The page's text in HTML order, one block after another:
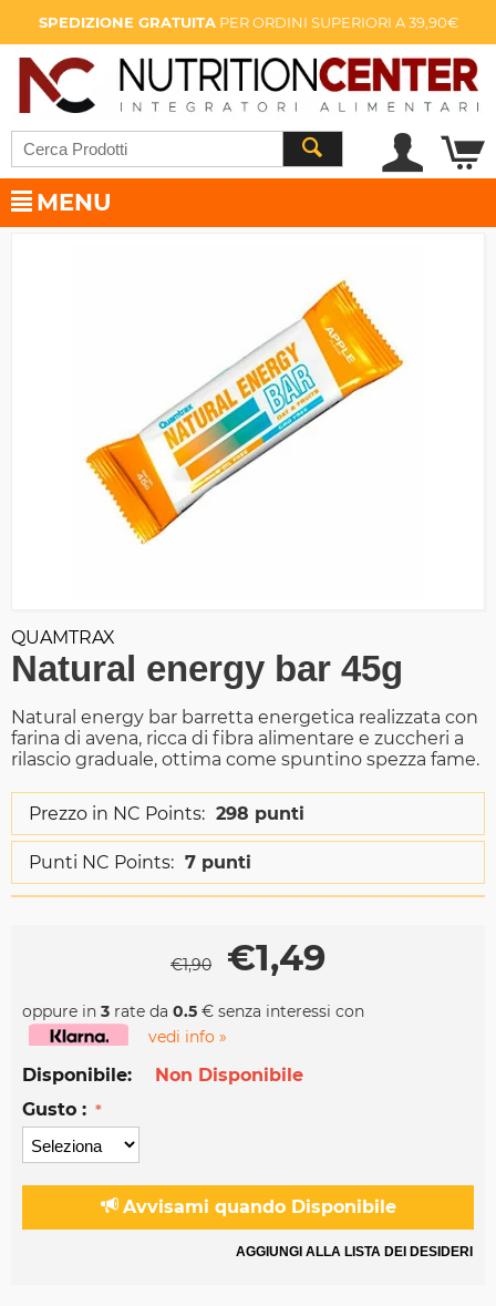
SPEDIZIONE GRATUITAPER ORDINI SUPERIORI A 39,90€
MENU
QUAMTRAX
Natural energy bar 45g
Natural energy bar barretta energetica realizzata con
farina di avena, ricca di fibra alimentare e zuccheri a
rilascio graduale, ottima come spuntino spezza fame.
Prezzo in NC Points: 298 punti
Punti NC Points: 7 punti
€1,90 €1,49
oppure in 3 rate da 0.5 € senza interessi con
vedi info »
Disponibile:
Non Disponibile
Gusto :
Avvisami quando Disponibile
AGGIUNGI ALLA LISTA DEI DESIDERI